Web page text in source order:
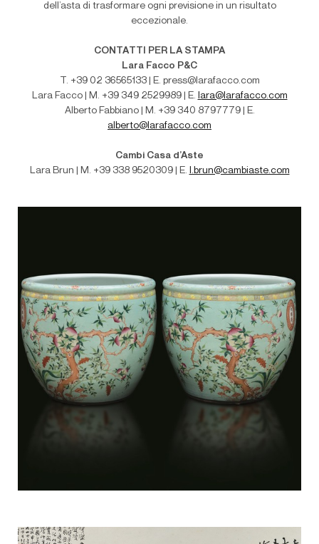
dell’asta di trasformare ogni previsione in un risultato
eccezionale.
CONTATTI PER LA STAMPA
Lara Facco P&C
T. +39 02 36565133 | E. press@larafacco.com
Lara Facco | M. +39 349 2529989 | E. lara@larafacco.com
Alberto Fabbiano | M. +39 340 8797779 | E.
alberto@larafacco.com
Cambi Casa d’Aste
Lara Brun | M . +39 338 9520309 | E. l.brun@cambiaste.com